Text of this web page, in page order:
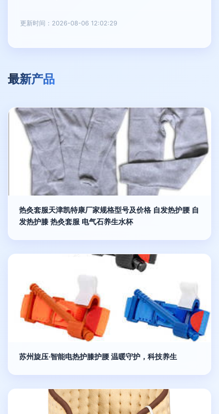
更新时间：2026-08-06 12:02:29
最新产品
热灸套服天津凯特康厂家规格型号及价格 自发热护腰 自
发热护膝 热灸套服 电气石养生水杯
苏州旋压·智能电热护膝护腰 温暖守护，科技养生